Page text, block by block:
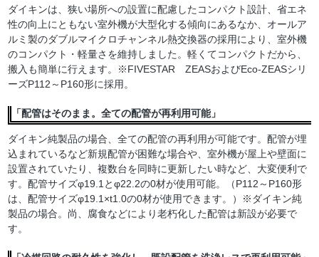
ダイキンは、狭い場所への設置に配慮したコンパクト設計、省エネ
性の向上にともない室外機が大型化する傾向にあるなか、オールア
ルミ製のダブルマイクロチャンネル熱交換器の採用により、室外機
のコンパクト・軽量さを維持しました。軽くてコンパクトだから、
搬入も簡単に行えます。※FIVESTAR ZEASおよびEco-ZEASシリ
ーズP112～P160形に採用。
「配管はそのまま。全ての配管が再利用可能」
ダイキン純製品の場合、全ての配管の再利用が可能です。配管が埋
込まれているなど新規配管が困難な場合や、室外機が屋上や壁面に
設置されていたり、複数台を同時に更新したい時など、大変便利で
す。配管サイズφ19.1とφ22.2の0材が使用可能。（P112～P160形
は、配管サイズφ19.1×t1.0の0材が使用できます。）※ダイキン純
製品の場合。尚、腐食などにより老朽化した配管は新設が必要で
す。